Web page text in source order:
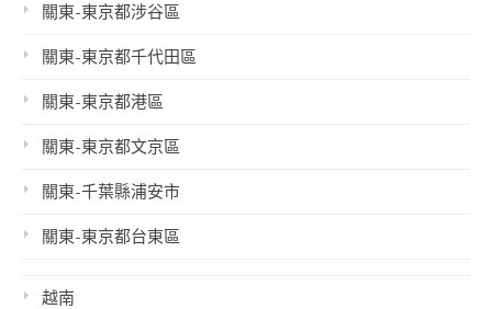
關東-東京都涉谷區
關東-東京都千代田區
關東-東京都港區
關東-東京都文京區
關東-千葉縣浦安市
關東-東京都台東區
越南